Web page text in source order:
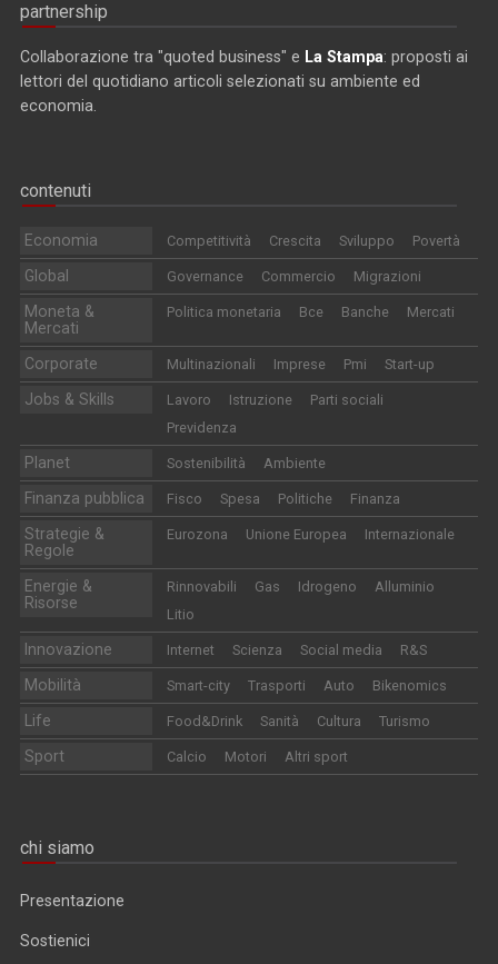
partnership
Collaborazione tra "quoted business" e La Stampa: proposti ai
lettori del quotidiano articoli selezionati su ambiente ed
economia.
contenuti
Economia Competitività Crescita Sviluppo Povertà
Global Governance Commercio Migrazioni
Moneta &
Mercati
Politica monetaria Bce Banche Mercati
Corporate Multinazionali Imprese Pmi Start-up
Jobs & Skills Lavoro Istruzione
Parti sociali
Previdenza
Planet Sostenibilità Ambiente
Finanza pubblica Fisco Spesa Politiche Finanza
Strategie &
Regole
Eurozona Unione Europea Internazionale
Energie &
Risorse
Rinnovabili Gas Idrogeno
Alluminio
Litio
Innovazione Internet Scienza Social media R&S
Mobilità Smart-city Trasporti Auto Bikenomics
Life Food&Drink Sanità Cultura Turismo
Sport Calcio Motori Altri sport
chi siamo
Presentazione
Sostienici